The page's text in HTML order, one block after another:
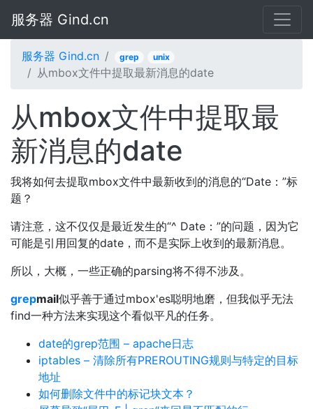
服务器 Gind.cn
服务器 Gind.cn grep unix
从mbox文件中提取最新消息的date
从mbox文件中提取最
新消息的date
我将如何去提取mbox文件中最新收到的消息的“Date：”标
题？
请注意，这不仅仅是最近发生的“^ Date：”的问题，因为它
可能是引用回复的date，而不是实际上收到的最新消息。
所以，大概，一些正确的parsing将不得不涉及。
grepmail似乎善于通过mbox'es聪明地磨，但我似乎无法
find一种方法来实现这个看似平凡的任务。
date的grep范围 – apache日志
iptables – 清除所有PREROUTING规则与特定的目标
地址
如何删除文件中的标记块文本？